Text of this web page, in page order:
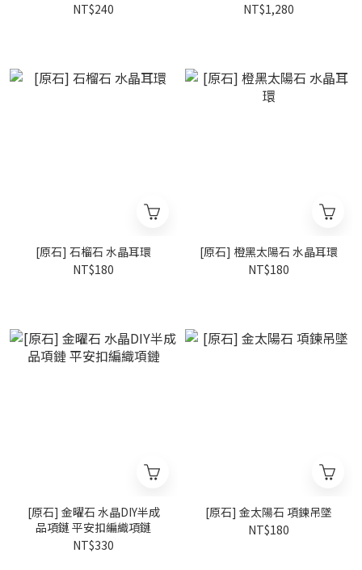
NT$240
NT$1,280
[原石] 石榴石 水晶耳環
NT$180
[原石] 橙黑太陽石 水晶耳環
NT$180
[原石] 金曜石 水晶DIY半成
品項鏈 平安扣編織項鏈
NT$330
[原石] 金太陽石 項鍊吊墜
NT$180